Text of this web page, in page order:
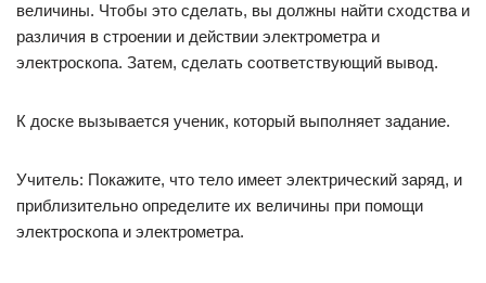
величины. Чтобы это сделать, вы должны найти сходства и
различия в строении и действии электрометра и
электроскопа. Затем, сделать соответствующий вывод.
К доске вызывается ученик, который выполняет задание.
Учитель: Покажите, что тело имеет электрический заряд, и
приблизительно определите их величины при помощи
электроскопа и электрометра.